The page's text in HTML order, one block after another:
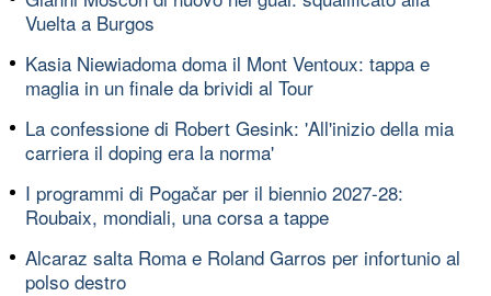
Vuelta a Burgos
Kasia Niewiadoma doma il Mont Ventoux: tappa e
maglia in un finale da brividi al Tour
La confessione di Robert Gesink: 'All'inizio della mia
carriera il doping era la norma'
I programmi di Pogačar per il biennio 2027-28:
Roubaix, mondiali, una corsa a tappe
Alcaraz salta Roma e Roland Garros per infortunio al
polso destro